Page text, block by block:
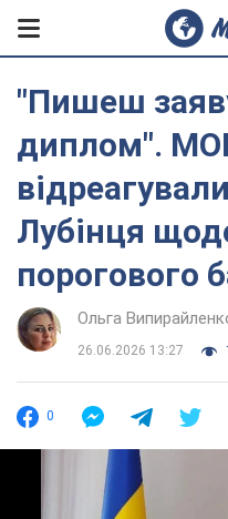
"Пишеш
диплом".
Лубінця
порогового
Ольга
26.06.2026 13:27
0